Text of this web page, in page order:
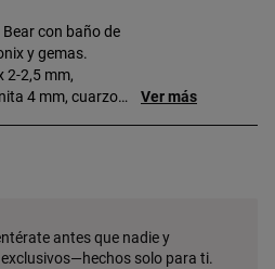
con baño de
y gemas.
2-2,5 mm,
4 mm, cuarzo
mosquetón.
23 kt y 3 micras
garantiza una
joya.
Ver más
antes que nadie y
solo para ti.